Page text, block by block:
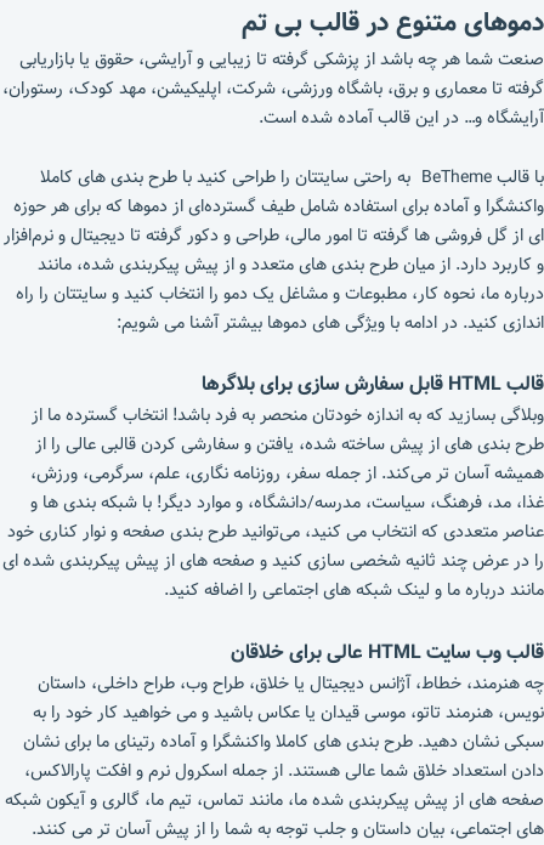
دموهای متنوع در قالب بی تم
صنعت شما هر چه باشد از پزشکی گرفته تا زیبایی و آرایشی، حقوق یا بازاریابی
گرفته تا معماری و برق، باشگاه ورزشی، شرکت، اپلیکیشن، مهد کودک، رستوران،
آرایشگاه و… در این قالب آماده شده است.
با قالب BeTheme به راحتی سایتتان را طراحی کنید با طرح‌ بندی‌ های کاملا
واکنشگرا و آماده برای استفاده شامل طیف گسترده‌ای از دموها که برای هر حوزه
ای از گل فروشی‌ ها گرفته تا امور مالی، طراحی و دکور گرفته تا دیجیتال و نرم‌افزار
و کاربرد دارد. از میان طرح‌ بندی‌ های متعدد و از پیش پیکربندی شده، مانند
درباره ما، نحوه کار، مطبوعات و مشاغل یک دمو را انتخاب کنید و سایتتان را راه
اندازی کنید. در ادامه با ویژگی های دموها بیشتر آشنا می شویم:
قالب HTML قابل سفارش سازی برای بلاگرها
وبلاگی بسازید که به اندازه خودتان منحصر به فرد باشد! انتخاب گسترده ما از
طرح‌ بندی‌ های از پیش ساخته شده، یافتن و سفارشی کردن قالبی عالی را از
همیشه آسان‌ تر می‌کند. از جمله سفر، روزنامه نگاری، علم، سرگرمی، ورزش،
غذا، مد، فرهنگ، سیاست، مدرسه/دانشگاه، و موارد دیگر! با شبکه‌ بندی ها و
عناصر متعددی که انتخاب می کنید، می‌توانید طرح‌ بندی صفحه و نوار کناری خود
را در عرض چند ثانیه شخصی‌ سازی کنید و صفحه های از پیش پیکربندی‌ شده‌ ای
مانند درباره ما و لینک شبکه های اجتماعی را اضافه کنید.
قالب وب سایت HTML عالی برای خلاقان
چه هنرمند، خطاط، آژانس دیجیتال یا خلاق، طراح وب، طراح داخلی، داستان
نویس، هنرمند تاتو، موسی قیدان یا عکاس باشید و می خواهید کار خود را به
سبکی نشان دهید. طرح‌ بندی‌ های کاملا واکنشگرا و آماده رتینای ما برای نشان
دادن استعداد خلاق شما عالی هستند. از جمله اسکرول نرم و افکت پارالاکس،
صفحه های از پیش پیکربندی شده ما، مانند تماس، تیم ما، گالری و آیکون شبکه
های اجتماعی، بیان داستان و جلب توجه به شما را از پیش آسان تر می کنند.